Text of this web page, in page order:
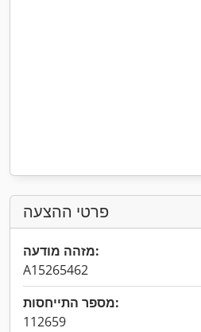
פרטי ההצעה
מזהה מודעה:
A15265462
מספר התייחסות:
112659